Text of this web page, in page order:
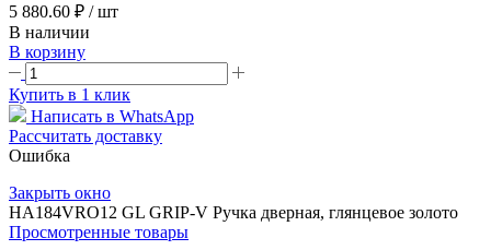
5 880.60 ₽ / шт
В наличии
В корзину
Купить в 1 клик
Написать в WhatsApp
Рассчитать доставку
Ошибка
Закрыть окно
HA184VRO12 GL GRIP-V Ручка дверная, глянцевое золото
Просмотренные товары